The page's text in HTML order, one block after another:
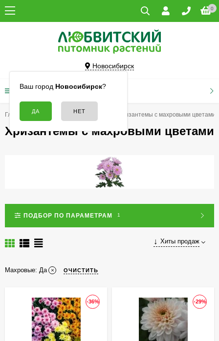
0
Новосибирск
Ваш город Новосибирск?
КАТАЛОГ ТОВАРОВ
Главная Хризантемы Хризантемы с махровыми цветами
Хризантемы с махровыми цветами
ПОДБОР ПО ПАРАМЕТРАМ 1
Хиты продаж
Махровые: Да ОЧИСТИТЬ
-36% -29%